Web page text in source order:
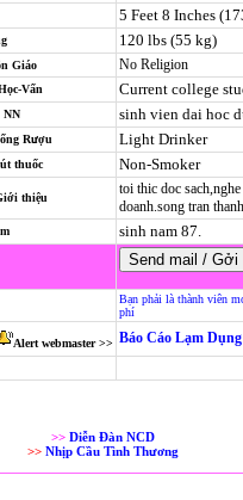
5 Feet 8 Inches
120 lbs (55 kg)
Giáo No Religion
Vấn Current college
NN sinh vien dai hoc
Rượu Light Drinker
thuốc Non-Smoker
thiệu
toi thic doc
doanh.song tran
sinh nam 87.
Bạn phải là thành viên
phí
Alert webmaster >> Báo Cáo Lạm
>> Diễn Đàn NCD
>> Nhịp Cầu Tình Thương